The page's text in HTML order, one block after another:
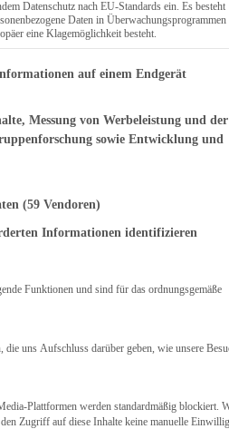
Suche
Datenschutz nach EU-Standards ein. Es besteht
Daten in Überwachungsprogrammen
eine Klagemöglichkeit besteht.
des IAB Transparency and
auf einem Endgerät
Messung von Werbeleistung und der
sowie Entwicklung und
(59 Vendoren)
Informationen identifizieren
die eine Einwilligung erteilt werden
Funktionen und sind für das ordnungsgemäße
uns Aufschluss darüber geben, wie unsere
Plattformen werden standardmäßig blockiert.
Zugriff auf diese Inhalte keine manuelle